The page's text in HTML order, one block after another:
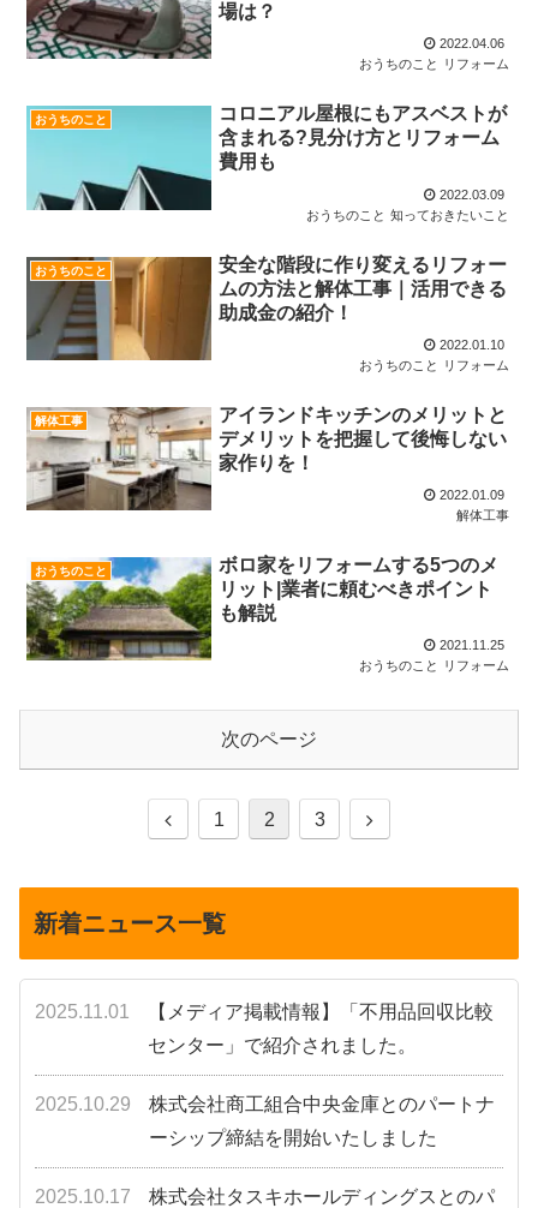
場は？
2022.04.06
おうちのこと
リフォーム
おうちのこと
コロニアル屋根にもアスベストが
含まれる?見分け方とリフォーム
費用も
2022.03.09
おうちのこと 知っておきたいこと
おうちのこと
安全な階段に作り変えるリフォー
ムの方法と解体工事｜活用できる
助成金の紹介！
2022.01.10
おうちのこと
リフォーム
解体工事
アイランドキッチンのメリットと
デメリットを把握して後悔しない
家作りを！
2022.01.09
解体工事
おうちのこと
ボロ家をリフォームする5つのメ
リット|業者に頼むべきポイント
も解説
2021.11.25
おうちのこと
リフォーム
次のページ
前
1 2 3
次
新着ニュース一覧
2025.11.01
【メディア掲載情報】「不用品回収比較
センター」で紹介されました。
2025.10.29
株式会社商工組合中央金庫とのパートナ
ーシップ締結を開始いたしました
2025.10.17
株式会社タスキホールディングスとのパ